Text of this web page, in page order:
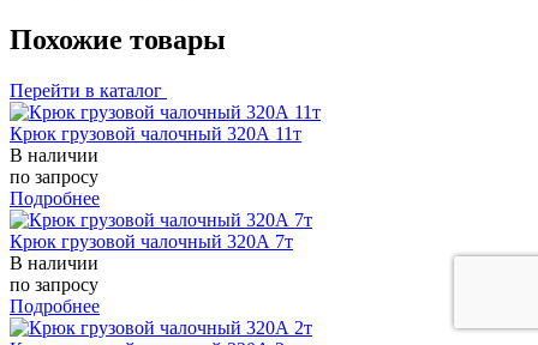
Похожие товары
Перейти в каталог
Крюк грузовой чалочный 320А 11т
В наличии
по запросу
Подробнее
Крюк грузовой чалочный 320А 7т
В наличии
по запросу
Подробнее